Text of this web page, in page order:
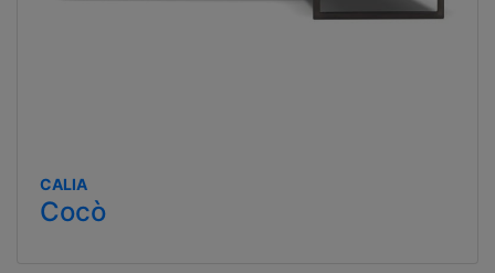
CALIA
Cocò